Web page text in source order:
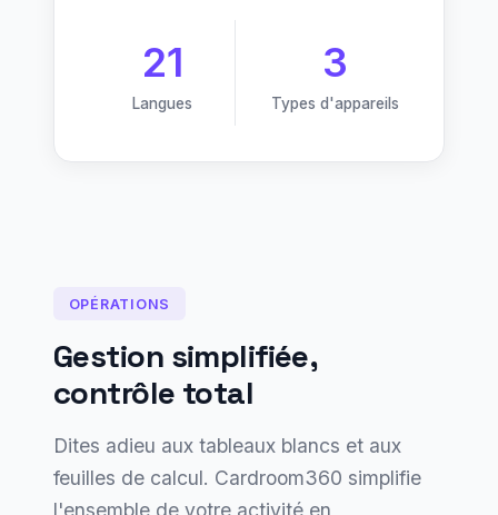
21
Langues
3
Types d'appareils
OPÉRATIONS
Gestion simplifiée,
contrôle total
Dites adieu aux tableaux blancs et aux
feuilles de calcul. Cardroom360 simplifie
l'ensemble de votre activité en